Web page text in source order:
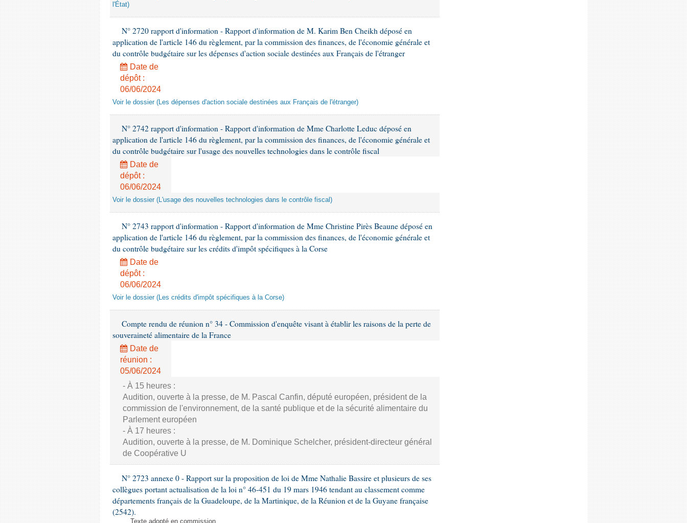
l'État)
N° 2720 rapport d'information - Rapport d'information de M. Karim Ben Cheikh déposé en
application de l'article 146 du règlement, par la commission des finances, de l'économie générale et
du contrôle budgétaire sur les dépenses d'action sociale destinées aux Français de l'étranger
Date de
dépôt :
06/06/2024
Voir le dossier (Les dépenses d'action sociale destinées aux Français de l'étranger)
N° 2742 rapport d'information - Rapport d'information de Mme Charlotte Leduc déposé en
application de l'article 146 du règlement, par la commission des finances, de l'économie générale et
du contrôle budgétaire sur l'usage des nouvelles technologies dans le contrôle fiscal
Date de
dépôt :
06/06/2024
Voir le dossier (L'usage des nouvelles technologies dans le contrôle fiscal)
N° 2743 rapport d'information - Rapport d'information de Mme Christine Pirès Beaune déposé en
application de l'article 146 du règlement, par la commission des finances, de l'économie générale et
du contrôle budgétaire sur les crédits d'impôt spécifiques à la Corse
Date de
dépôt :
06/06/2024
Voir le dossier (Les crédits d'impôt spécifiques à la Corse)
Compte rendu de réunion n° 34 - Commission d'enquête visant à établir les raisons de la perte de
souveraineté alimentaire de la France
Date de
réunion :
05/06/2024
- À 15 heures :
Audition, ouverte à la presse, de M. Pascal Canfin, député européen, président de la
commission de l'environnement, de la santé publique et de la sécurité alimentaire du
Parlement européen
- À 17 heures :
Audition, ouverte à la presse, de M. Dominique Schelcher, président-directeur général
de Coopérative U
N° 2723 annexe 0 - Rapport sur la proposition de loi de Mme Nathalie Bassire et plusieurs de ses
collègues portant actualisation de la loi n° 46-451 du 19 mars 1946 tendant au classement comme
départements français de la Guadeloupe, de la Martinique, de la Réunion et de la Guyane française
(2542).
Texte adopté en commission